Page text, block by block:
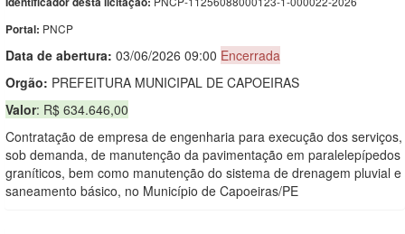
Portal: PNCP
Data de abertura: 03/06/2026 09:00 Encerrada
Orgão: PREFEITURA MUNICIPAL DE CAPOEIRAS
Valor: R$ 634.646,00
Contratação de empresa de engenharia para execução dos serviços,
sob demanda, de manutenção da pavimentação em paralelepípedos
graníticos, bem como manutenção do sistema de drenagem pluvial e
saneamento básico, no Município de Capoeiras/PE